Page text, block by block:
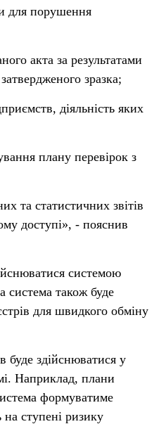
для порушення
акта за результатами
зразка;
діяльність яких
плану перевірок з
та статистичних звітів
доступі», - пояснив
системою
система також буде
для швидкого обміну
буде здійснюватися у
Наприклад, плани
формуватиме
ступені ризику